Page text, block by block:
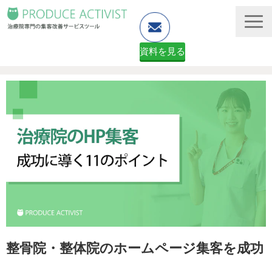
資料を見る
資料ダウンロード（無料）
２ヶ月無料体験申し込みフォーム
整骨院・整体院のホームページ集客を成功